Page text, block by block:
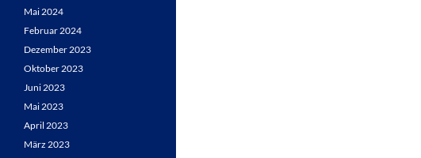
Mai 2024
Februar 2024
Dezember 2023
Oktober 2023
Juni 2023
Mai 2023
April 2023
März 2023